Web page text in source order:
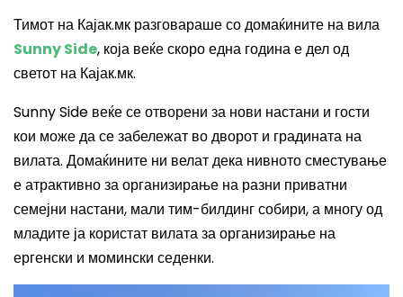
Тимот на Кајак.мк разговараше со домаќините на вила
Sunny Side, која веќе скоро една година е дел од
светот на Кајак.мк.
Sunny Side веќе се отворени за нови настани и гости
кои може да се забележат во дворот и градината на
вилата. Домаќините ни велат дека нивното сместување
е атрактивно за организирање на разни приватни
семејни настани, мали тим-билдинг собири, а многу од
младите ја користат вилата за организирање на
ергенски и момински седенки.